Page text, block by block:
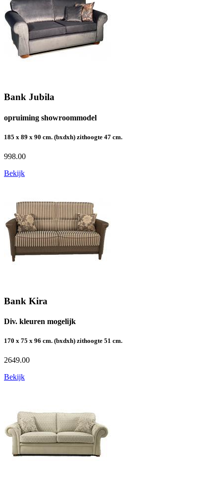
Bank Jubila
opruiming showroommodel
185 x 89 x 90 cm. (bxdxh) zithoogte 47 cm.
998.00
Bekijk
Bank Kira
Div. kleuren mogelijk
170 x 75 x 96 cm. (bxdxh) zithoogte 51 cm.
2649.00
Bekijk